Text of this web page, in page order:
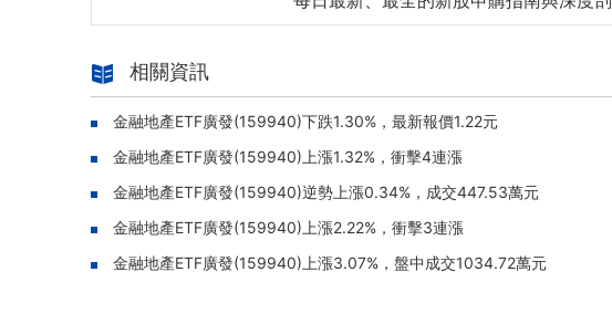
相關資訊
金融地產ETF廣發(159940)下跌1.30%，最新報價1.22元
金融地產ETF廣發(159940)上漲1.32%，衝擊4連漲
金融地產ETF廣發(159940)逆勢上漲0.34%，成交447.53萬元
金融地產ETF廣發(159940)上漲2.22%，衝擊3連漲
金融地產ETF廣發(159940)上漲3.07%，盤中成交1034.72萬元